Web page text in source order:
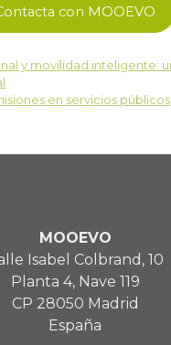
con MOOEVO
y movilidad inteligente:
en servicios públicos
MOOEVO
Isabel Colbrand, 10
Planta 4, Nave 119
CP 28050 Madrid
España